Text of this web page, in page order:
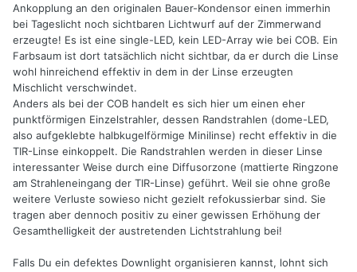
Ankopplung an den originalen Bauer-Kondensor einen immerhin
bei Tageslicht noch sichtbaren Lichtwurf auf der Zimmerwand
erzeugte! Es ist eine single-LED, kein LED-Array wie bei COB. Ein
Farbsaum ist dort tatsächlich nicht sichtbar, da er durch die Linse
wohl hinreichend effektiv in dem in der Linse erzeugten
Mischlicht verschwindet.
Anders als bei der COB handelt es sich hier um einen eher
punktförmigen Einzelstrahler, dessen Randstrahlen (dome-LED,
also aufgeklebte halbkugelförmige Minilinse) recht effektiv in die
TIR-Linse einkoppelt. Die Randstrahlen werden in dieser Linse
interessanter Weise durch eine Diffusorzone (mattierte Ringzone
am Strahleneingang der TIR-Linse) geführt. Weil sie ohne große
weitere Verluste sowieso nicht gezielt refokussierbar sind. Sie
tragen aber dennoch positiv zu einer gewissen Erhöhung der
Gesamthelligkeit der austretenden Lichtstrahlung bei!
Falls Du ein defektes Downlight organisieren kannst, lohnt sich